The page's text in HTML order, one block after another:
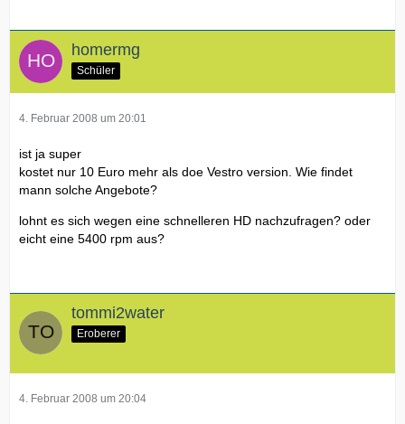
homermg
Schüler
4. Februar 2008 um 20:01
ist ja super
kostet nur 10 Euro mehr als doe Vestro version. Wie findet
mann solche Angebote?
lohnt es sich wegen eine schnelleren HD nachzufragen? oder
eicht eine 5400 rpm aus?
tommi2water
Eroberer
4. Februar 2008 um 20:04